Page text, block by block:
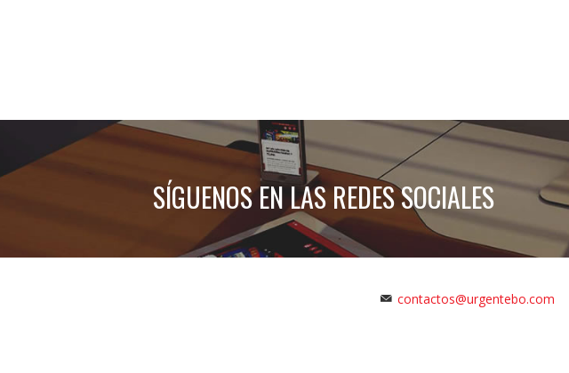
SÍGUENOS EN LAS REDES SOCIALES
contactos@urgentebo.com